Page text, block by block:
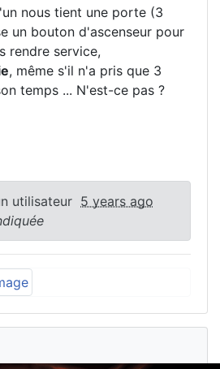
nous tient une porte (3
un bouton d'ascenseur pour
rendre service,
, même s'il n'a pris que 3
temps ... N'est-ce pas ?
utilisateur 5 years ago